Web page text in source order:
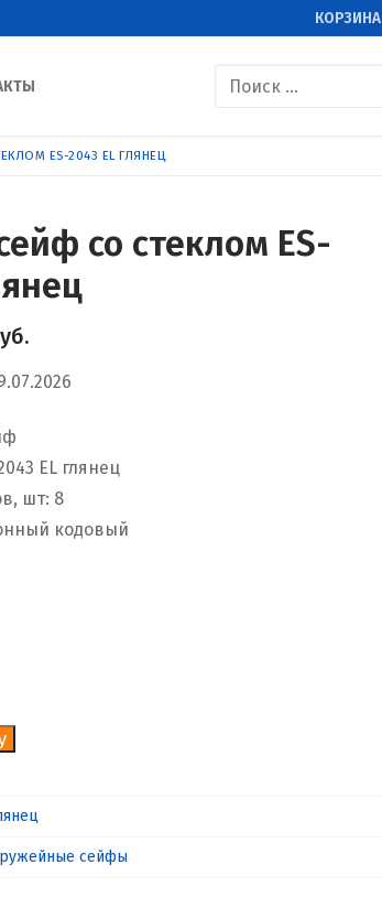
КОРЗИНА
Найти:
ES-2043 EL ГЛЯНЕЦ
со стеклом ES-
EL глянец
шт: 8
кодовый
сейфы